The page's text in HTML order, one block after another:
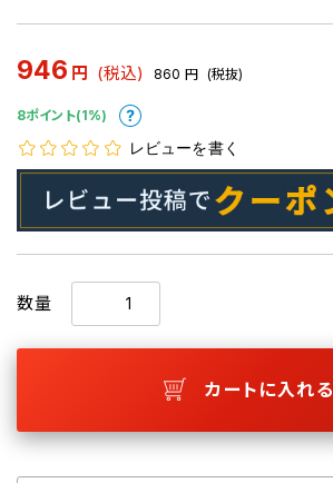
946 円 (税込) 860 円 (税抜)
8ポイント(1%)
レビューを書く
数量
カートに入れる